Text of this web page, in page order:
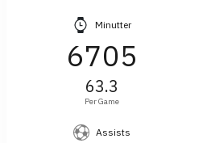
Minutter
6705
63.3
Per Game
Assists